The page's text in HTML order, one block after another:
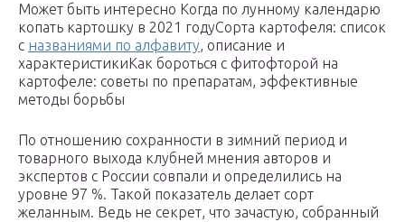
Может быть интересно Когда по лунному календарю
копать картошку в 2021 годуСорта картофеля: список
с названиями по алфавиту, описание и
характеристикиКак бороться с фитофторой на
картофеле: советы по препаратам, эффективные
методы борьбы
По отношению сохранности в зимний период и
товарного выхода клубней мнения авторов и
экспертов с России совпали и определились на
уровне 97 %. Такой показатель делает сорт
желанным. Ведь не секрет, что зачастую, собранный